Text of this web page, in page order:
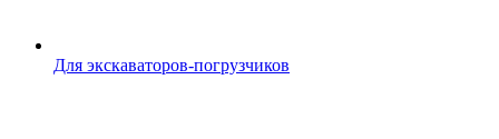
Для экскаваторов-погрузчиков